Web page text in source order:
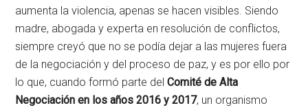
aumenta la violencia, apenas se hacen visibles. Siendo
madre, abogada y experta en resolución de conflictos,
siempre creyó que no se podía dejar a las mujeres fuera
de la negociación y del proceso de paz, y es por ello por
lo que, cuando formó parte del Comité de Alta
Negociación en los años 2016 y 2017, un organismo